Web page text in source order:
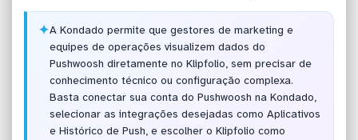
✦A Kondado permite que gestores de marketing e
equipes de operações visualizem dados do
Pushwoosh diretamente no Klipfolio, sem precisar de
conhecimento técnico ou configuração complexa.
Basta conectar sua conta do Pushwoosh na Kondado,
selecionar as integrações desejadas como Aplicativos
e Histórico de Push, e escolher o Klipfolio como